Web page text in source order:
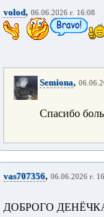
volod, 06.06.2026 г. 16:08
Semiona,
Спасибо
vas707356, 06.06.2026 г.
ДОБРОГО